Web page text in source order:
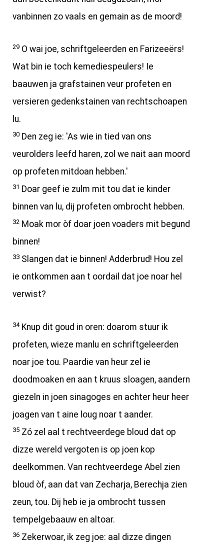
vanbinnen zo vaals en gemain as de moord!
29 O wai joe, schriftgeleerden en Farizeeërs!
Wat bin ie toch kemediespeulers! Ie
baauwen ja grafstainen veur profeten en
versieren gedenkstainen van rechtschoapen
lu.
30 Den zeg ie: 'As wie in tied van ons
veurolders leefd haren, zol we nait aan moord
op profeten mitdoan hebben.'
31 Doar geef ie zulm mit tou dat ie kinder
binnen van lu, dij profeten ombrocht hebben.
32 Moak mor òf doar joen voaders mit begund
binnen!
33 Slangen dat ie binnen! Adderbrud! Hou zel
ie ontkommen aan t oordail dat joe noar hel
verwist?
34Knup dit goud in oren: doarom stuur ik
profeten, wieze manlu en schriftgeleerden
noar joe tou. Paardie van heur zel ie
doodmoaken en aan t kruus sloagen, aandern
giezeln in joen sinagoges en achter heur heer
joagen van t aine loug noar t aander.
35 Zó zel aal t rechtveerdege bloud dat op
dizze wereld vergoten is op joen kop
deelkommen. Van rechtveerdege Abel zien
bloud òf, aan dat van Zecharja, Berechja zien
zeun, tou. Dij heb ie ja ombrocht tussen
tempelgebaauw en altoar.
36 Zekerwoar, ik zeg joe: aal dizze dingen